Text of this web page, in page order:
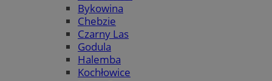
Bykowina
Chebzie
Czarny Las
Godula
Halemba
Kochłowice